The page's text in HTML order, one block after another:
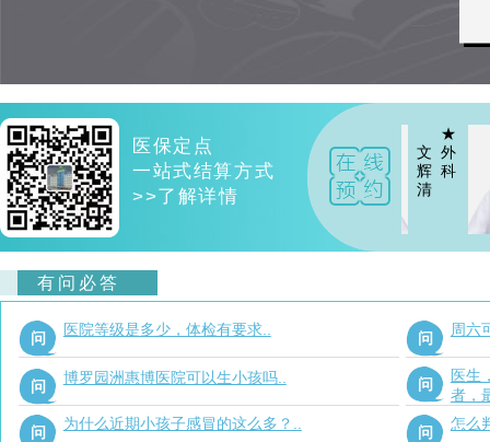
医保定点
一站式结算方式
>>了解详情
辉
清
科
文
辉
清
★
外
科
辉
清
科
有问必答
问 医院等级是多少，体检有要求.. 问 周六
问 博罗园洲惠博医院可以生小孩吗.. 问
医生
者，
问 为什么近期小孩子感冒的这么多？.. 问 怎么